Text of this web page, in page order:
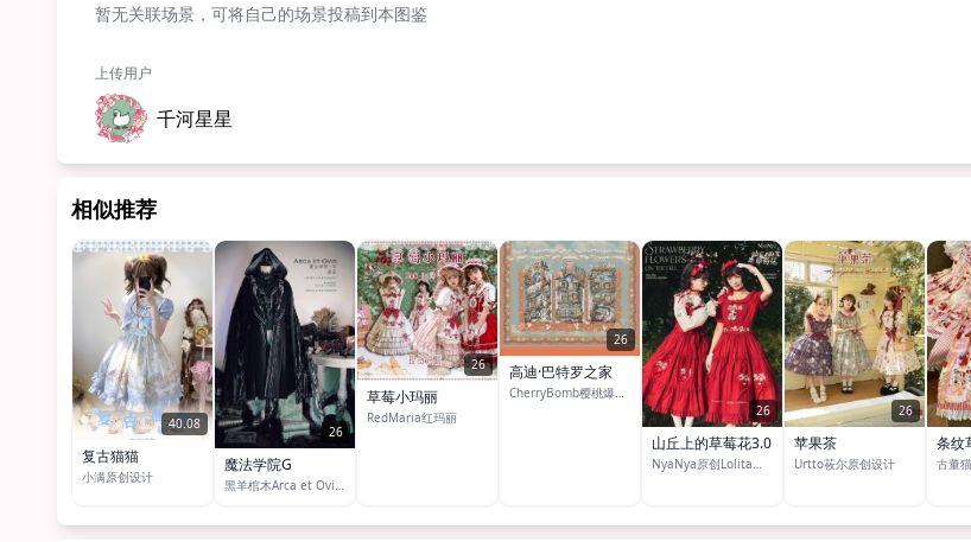
暂无关联场景，可将自己的场景投稿到本图鉴
上传用户
千河星星
相似推荐
40.08
复古猫猫
小满原创设计
26
魔法学院G
黑羊棺木Arca et Ovis服装制作
26
草莓小玛丽
RedMaria红玛丽
26
高迪·巴特罗之家
CherryBomb樱桃爆弹Lolita
26
山丘上的草莓花3.0
NyaNya原创Lolita洋装
26
苹果茶
Urtto莜尔原创设计
条纹
古董